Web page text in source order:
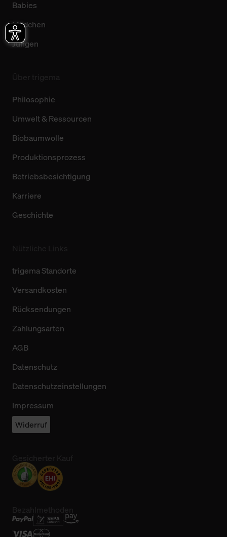
Babies
Mädchen
Jungen
Philosophie
Umwelt & Ressourcen
Biobaumwolle
Produktionsprozess
Betriebsbesichtigung
Karriere
Geschichte
trigema Standorte
Versandkosten
Rücksendungen
Zahlungsarten
AGB
Datenschutz
Datenschutzeinstellungen
Impressum
Widerruf